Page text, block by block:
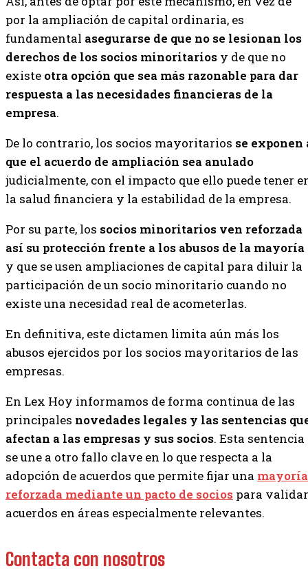
por la ampliación de capital ordinaria, es
fundamental asegurarse de que no se lesionan los
derechos de los socios minoritarios y de que no
existe otra opción que sea más razonable para dar
respuesta a las necesidades financieras de la
empresa.
De lo contrario, los socios mayoritarios se exponen
que el acuerdo de ampliación sea anulado
judicialmente, con el impacto que ello puede tener
la salud financiera y la estabilidad de la empresa.
Por su parte, los socios minoritarios ven reforzada
así su protección frente a los abusos de la mayoría
y que se usen ampliaciones de capital para diluir la
participación de un socio minoritario cuando no
existe una necesidad real de acometerlas.
En definitiva, este dictamen limita aún más los
abusos ejercidos por los socios mayoritarios de las
empresas.
En Lex Hoy informamos de forma continua de las
principales novedades legales y las sentencias
afectan a las empresas y sus socios. Esta sentencia
se une a otro fallo clave en lo que respecta a la
adopción de acuerdos que permite fijar una mayoría
reforzada mediante un pacto de socios para validar
acuerdos en áreas especialmente relevantes.
Contacta con nosotros